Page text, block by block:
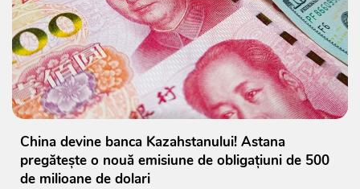
China devine banca Kazahstanului! Astana
pregătește o nouă emisiune de obligațiuni de 500
de milioane de dolari